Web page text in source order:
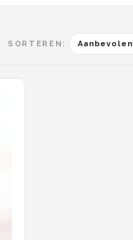
SORTEREN: Aanbevolen